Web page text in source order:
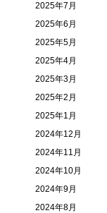
2025年7月
2025年6月
2025年5月
2025年4月
2025年3月
2025年2月
2025年1月
2024年12月
2024年11月
2024年10月
2024年9月
2024年8月